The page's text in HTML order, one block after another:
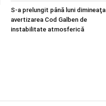
S-a prelungit până luni dimineaţa
avertizarea Cod Galben de
instabilitate atmosferică